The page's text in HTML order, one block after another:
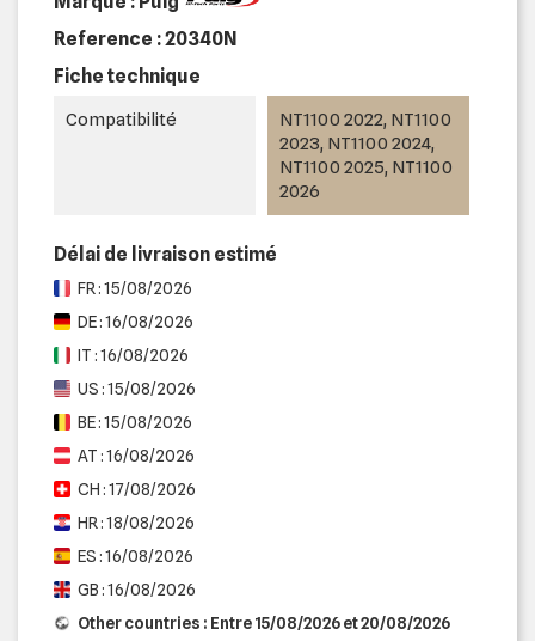
Reference :20340N
Fiche technique
Compatibilité
NT1100 2022, NT1100
2023, NT1100 2024,
NT1100 2025, NT1100
2026
Délai de livraison estimé
FR : 15/08/2026
DE : 16/08/2026
IT : 16/08/2026
US : 15/08/2026
BE : 15/08/2026
AT : 16/08/2026
CH : 17/08/2026
HR : 18/08/2026
ES : 16/08/2026
GB : 16/08/2026
Other countries : Entre 15/08/2026 et 20/08/2026